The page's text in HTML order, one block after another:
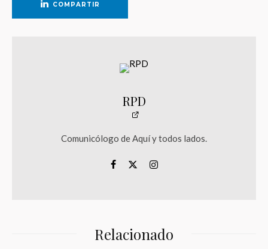
COMPARTIR
RPD
Comunicólogo de Aquí y todos lados.
Relacionado